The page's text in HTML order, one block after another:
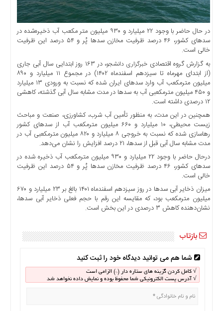
اخبار
حوادث
اخبار
سیاسی
اخبار
فرهنگی
منوی
اصلی
اصلی
اخبار
اقتصادی
اخبار
ایران
اخبار
بین
المللی
اقتصادی
در حال حاضر با وجود ۲۲ میلیارد و ۹۳۰ میلیون متر مکعب آب ذخیره‌شده در
سد‌های کشور، ۴۶ درصد ظرفیت مخازن سد‌ها پُر و ۵۴ درصد این ظرفیت
خالی است.
به گزارش گروه اقتصادیخبرگزاری دانشجو
، در ۱۶۳ روز ابتدایی سال آبی جاری
(از ابتدای مهرماه تا سیزدهم اسفندماه ۱۴۰۲) در مجموع ۱۱ میلیارد و ۸۹۰
میلیون مترمکعب آب وارد سد‌های ایران شده که نسبت به ورودی ۱۳ میلیارد
و ۴۵۰ میلیون مترمکعبی آب به سد‌ها در مدت مشابه سال آبی گذشته، کاهشی
۱۲ درصدی داشته است.
همچنین در این مدت، به منظور تأمین آب شرب، کشاورزی، صنعت و مباحث
زیست محیطی، ۱۰ میلیارد و ۶۶۰ میلیون مترمکعب آب از سد‌های کشور
رهاسازی شده که نسبت به خروجی ۸ میلیارد و ۸۲۰ میلیون مترمکعبی آب در
مدت مشابه سال آبی قبل از سدها، ۲۱ درصد افزایش را نشان می‌دهد.
درحال حاضر با وجود ۲۲ میلیارد و ۹۳۰ میلیون مترمکعب آب ذخیره شده در
سد‌های کشور، ۴۶ درصد ظرفیت مخازن سد‌ها پُر و ۵۴ درصد این ظرفیت
خالی است.
میزان ذخایر آبی سد‌ها در روز سیزدهم اسفندماه ۱۴۰۱ بالغ بر ۲۳ میلیارد و ۶۷۰
میلیون مترمکعب بود، که مقایسه این رقم با حجم فعلی ذخایر آبی سدها،
نشان‌دهنده کاهش ۳ درصدی در این بخش است.
بازتاب
شما هم می توانید دیدگاه خود را ثبت کنید
√ کامل کردن گزینه های ستاره دار (*) الزامی است
√ آدرس پست الکترونیکی شما محفوظ بوده و نمایش داده نخواهد شد